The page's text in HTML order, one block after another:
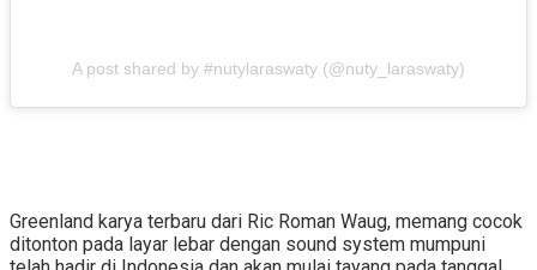
A post shared by #nutylaraswaty (@nuty_laraswaty)
Greenland karya terbaru dari Ric Roman Waug, memang cocok
ditonton pada layar lebar dengan sound system mumpuni